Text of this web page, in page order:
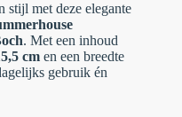
stijl met deze elegante
. Met een inhoud
cm en een breedte
gebruik én